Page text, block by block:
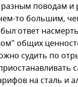
поводам и
то большим,
ответ
общих
судить по
на сталь и